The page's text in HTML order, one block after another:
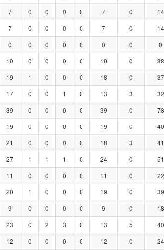
7 0 0 0 0 7 0 14
7 0 0 0 0 7 0 14
0 0 0 0 0 0 0 0
19 0 0 0 0 19 0 38
19 1 0 0 0 18 0 37
17 0 0 1 0 13 3 32
39 0 0 0 0 39 0 78
19 0 0 0 0 19 0 40
21 0 0 0 0 18 3 41
27 1 1 1 0 24 0 51
11 0 0 0 0 11 0 22
20 1 0 0 0 19 0 39
9 0 0 0 0 9 0 18
23 0 2 3 0 13 5 40
12 0 0 0 0 12 0 24